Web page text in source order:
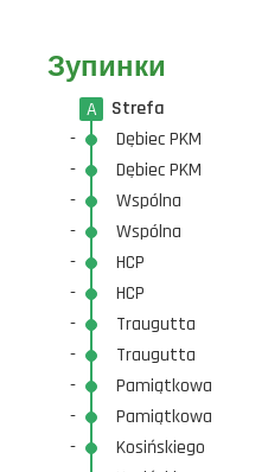
Зупинки
A
Strefa
-
Dębiec PKM
-
Dębiec PKM
-
Wspólna
-
Wspólna
-
HCP
-
HCP
-
Traugutta
-
Traugutta
-
Pamiątkowa
-
Pamiątkowa
-
Kosińskiego